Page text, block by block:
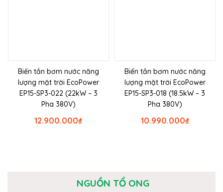
Biến tần bơm nước năng
lượng mặt trời EcoPower
EP15-SP3-022 (22kW – 3
Pha 380V)
₫
12.900.000
Biến tần bơm nước năng
lượng mặt trời EcoPower
EP15-SP3-018 (18.5kW – 3
Pha 380V)
₫
10.990.000
NGUỒN TỔ ONG